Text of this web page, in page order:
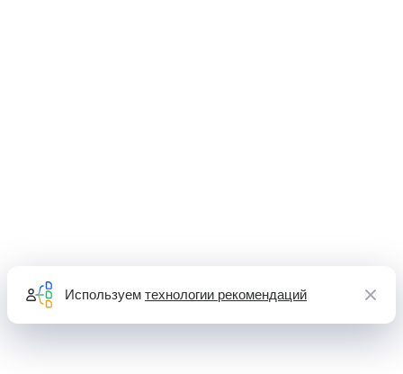
Используем технологии рекомендаций